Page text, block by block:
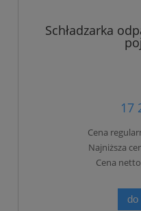
Schładzarka
17
Cena
Najniższa
Cena
do